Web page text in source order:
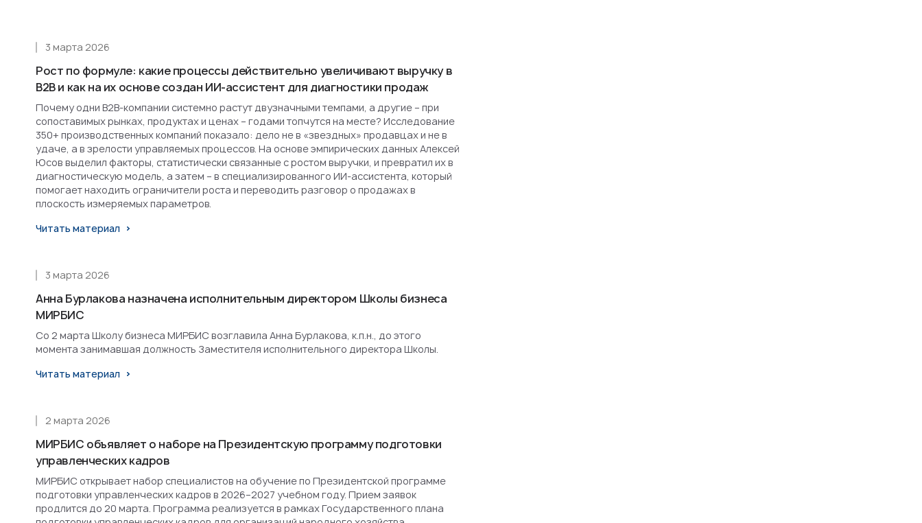
Рост по формуле: какие процессы действительно увеличивают выручку в
B2B и как на их основе создан ИИ-ассистент для диагностики продаж
3 марта 2026
Почему одни B2B-компании системно растут двузначными темпами, а другие – при
сопоставимых рынках, продуктах и ценах – годами топчутся на месте? Исследование
350+ производственных компаний показало: дело не в «звездных» продавцах и не в
удаче, а в зрелости управляемых процессов. На основе эмпирических данных Алексей
Юсов выделил факторы, статистически связанные с ростом выручки, и превратил их в
диагностическую модель, а затем – в специализированного ИИ-ассистента, который
помогает находить ограничители роста и переводить разговор о продажах в
плоскость измеряемых параметров.
Читать материал
Анна Бурлакова назначена исполнительным директором Школы бизнеса
МИРБИС
3 марта 2026
Со 2 марта Школу бизнеса МИРБИС возглавила Анна Бурлакова, к.п.н., до этого
момента занимавшая должность Заместителя исполнительного директора Школы.
Читать материал
МИРБИС объявляет о наборе на Президентскую программу подготовки
управленческих кадров
2 марта 2026
МИРБИС открывает набор специалистов на обучение по Президентской программе
подготовки управленческих кадров в 2026–2027 учебном году. Прием заявок
продлится до 20 марта. Программа реализуется в рамках Государственного плана